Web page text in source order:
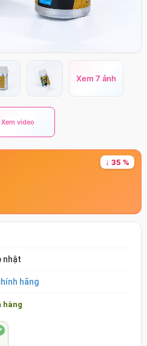
Xem 7 ảnh
↓ 35 %
nhật
hãng
hàng